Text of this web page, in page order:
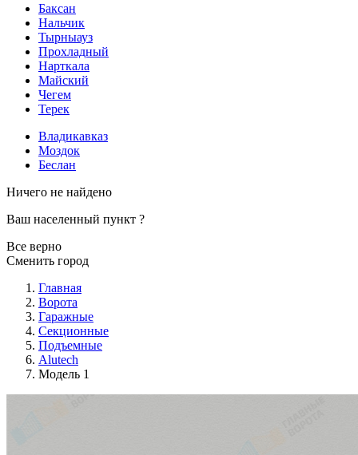
Баксан
Нальчик
Тырныауз
Прохладный
Нарткала
Майский
Чегем
Терек
Владикавказ
Моздок
Беслан
Ничего не найдено
Ваш населенный пункт ?
Все верно
Сменить город
Главная
Ворота
Гаражные
Секционные
Подъемные
Alutech
Модель 1